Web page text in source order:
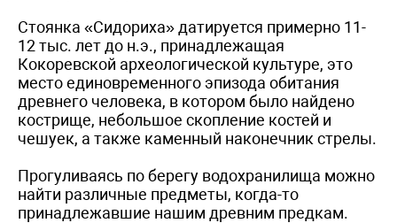
Стоянка «Сидориха» датируется примерно 11-
12 тыс. лет до н.э., принадлежащая
Кокоревской археологической культуре, это
место единовременного эпизода обитания
древнего человека, в котором было найдено
кострище, небольшое скопление костей и
чешуек, а также каменный наконечник стрелы.
Прогуливаясь по берегу водохранилища можно
найти различные предметы, когда-то
принадлежавшие нашим древним предкам.